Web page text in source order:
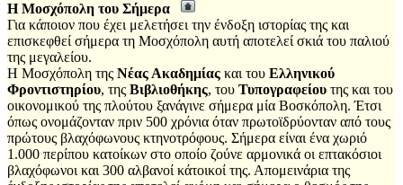
Η Μοσχόπολη του Σήμερα
Για κάποιον που έχει μελετήσει την ένδοξη ιστορίας της και
επισκεφθεί σήμερα τη Μοσχόπολη αυτή αποτελεί σκιά του παλιού
της μεγαλείου.
Η Μοσχόπολη της Νέας Ακαδημίας και του Ελληνικού
Φροντιστηρίου, της Βιβλιοθήκης, του Τυπογραφείου της και του
οικονομικού της πλούτου ξανάγινε σήμερα μία Βοσκόπολη. Έτσι
όπως ονομάζονταν πριν 500 χρόνια όταν πρωτοϊδρύονταν από τους
πρώτους βλαχόφωνους κτηνοτρόφους. Σήμερα είναι ένα χωριό
1.000 περίπου κατοίκων στο οποίο ζούνε αρμονικά οι επτακόσιοι
βλαχόφωνοι και 300 αλβανοί κάτοικοί της. Απομεινάρια της